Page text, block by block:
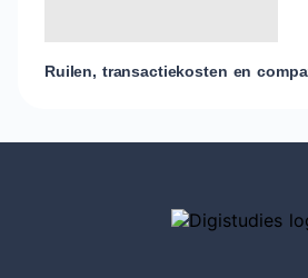
Ruilen, transactiekosten en